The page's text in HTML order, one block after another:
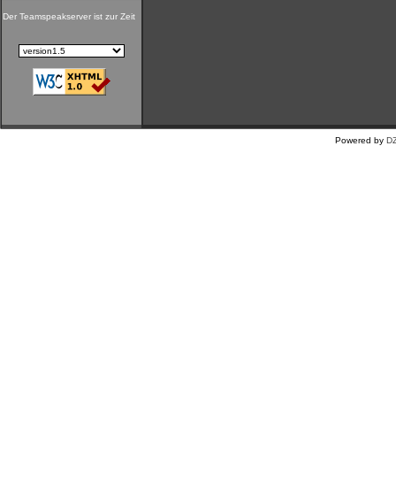
Der Teamspeakserver ist zur Zeit nicht erreichbar!
Powered by